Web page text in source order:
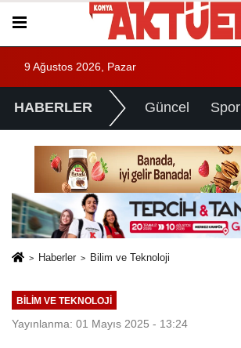
9 Ağustos 2026, Pazar
HABERLER Güncel Spor
Haberler Bilim ve Teknoloji
BILIM VE TEKNOLOJI
Yayınlanma: 01 Mayıs 2025 - 13:24